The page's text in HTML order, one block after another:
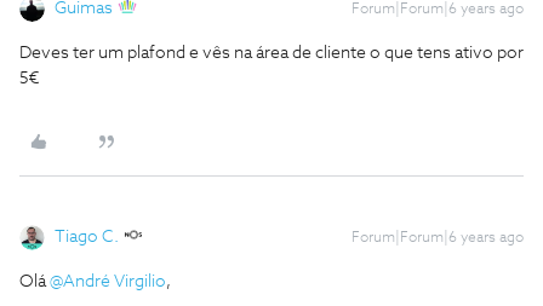
Guimas Forum|Forum|6 years ago
Deves ter um plafond e vês na área de cliente o que tens ativo por
5€
Tiago C. Forum|Forum|6 years ago
Olá @André Virgilio,